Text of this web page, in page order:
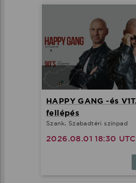
HAPPY GANG -és
fellépés
Szank, Szabadtéri színpad
2026.08.01 18:30